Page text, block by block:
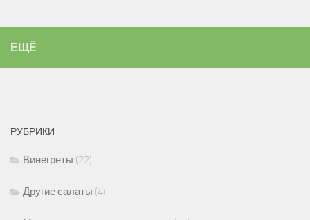
ЕЩЁ
РУБРИКИ
Винегреты (22)
Другие салаты (4)